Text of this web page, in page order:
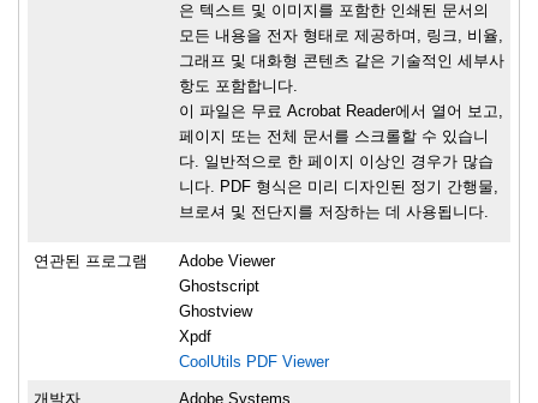
은 텍스트 및 이미지를 포함한 인쇄된 문서의
모든 내용을 전자 형태로 제공하며, 링크, 비율,
그래프 및 대화형 콘텐츠 같은 기술적인 세부사
항도 포함합니다.
이 파일은 무료 Acrobat Reader에서 열어 보고,
페이지 또는 전체 문서를 스크롤할 수 있습니
다. 일반적으로 한 페이지 이상인 경우가 많습
니다. PDF 형식은 미리 디자인된 정기 간행물,
브로셔 및 전단지를 저장하는 데 사용됩니다.
연관된 프로그램
Adobe Viewer
Ghostscript
Ghostview
Xpdf
CoolUtils PDF Viewer
개발자 Adobe Systems